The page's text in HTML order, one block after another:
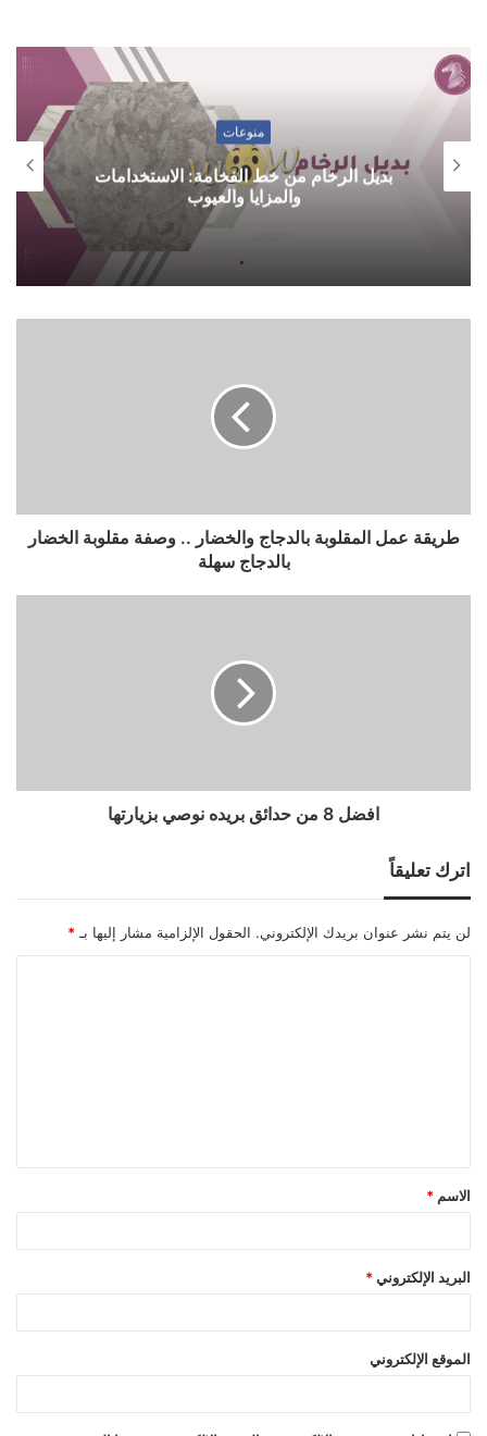
منوعات
بديل الرخام من خط الفخامة: الاستخدامات
والمزايا والعيوب
طريقة عمل المقلوبة بالدجاج والخضار .. وصفة مقلوبة الخضار
بالدجاج سهلة
افضل 8 من حدائق بريده نوصي بزيارتها
اترك تعليقاً
لن يتم نشر عنوان بريدك الإلكتروني. الحقول الإلزامية مشار إليها بـ *
ق
*
الاسم *
البريد الإلكتروني *
الموقع الإلكتروني